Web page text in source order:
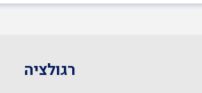
רגולציה